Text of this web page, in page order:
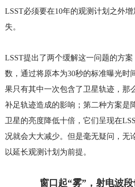
LSST必须要在10年的观测计划之外
失。
LSST提出了两个缓解这一问题的方
数，通过将原本为30秒的标准曝光时
果只有其中一次包含了卫星轨迹，那
补足轨迹造成的影响；第二种方案是
卫星的亮度降低十倍，它们呈现在
况就会大大减少。但是毫无疑问，无
以延长观测计划为前提。
窗口起“雾”，射电波